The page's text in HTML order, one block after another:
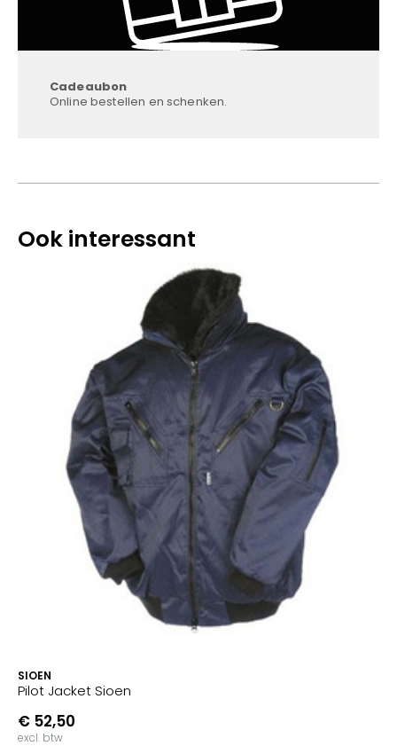
Cadeaubon
Online bestellen en schenken.
Ook interessant
SIOEN
Pilot Jacket Sioen
€ 52,50
excl. btw